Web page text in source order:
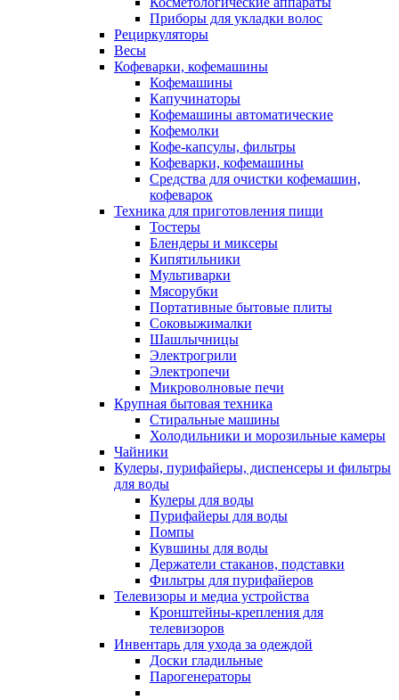
Приборы для укладки волос
Рециркуляторы
Весы
Кофеварки, кофемашины
Кофемашины
Капучинаторы
Кофемашины автоматические
Кофемолки
Кофе-капсулы, фильтры
Кофеварки, кофемашины
Средства для очистки кофемашин,
кофеварок
Техника для приготовления пищи
Тостеры
Блендеры и миксеры
Кипятильники
Мультиварки
Мясорубки
Портативные бытовые плиты
Соковыжималки
Шашлычницы
Электрогрили
Электропечи
Микроволновые печи
Крупная бытовая техника
Стиральные машины
Холодильники и морозильные камеры
Чайники
Кулеры, пурифайеры, диспенсеры и фильтры
для воды
Кулеры для воды
Пурифайеры для воды
Помпы
Кувшины для воды
Держатели стаканов, подставки
Фильтры для пурифайеров
Телевизоры и медиа устройства
Кронштейны-крепления для
телевизоров
Инвентарь для ухода за одеждой
Доски гладильные
Парогенераторы